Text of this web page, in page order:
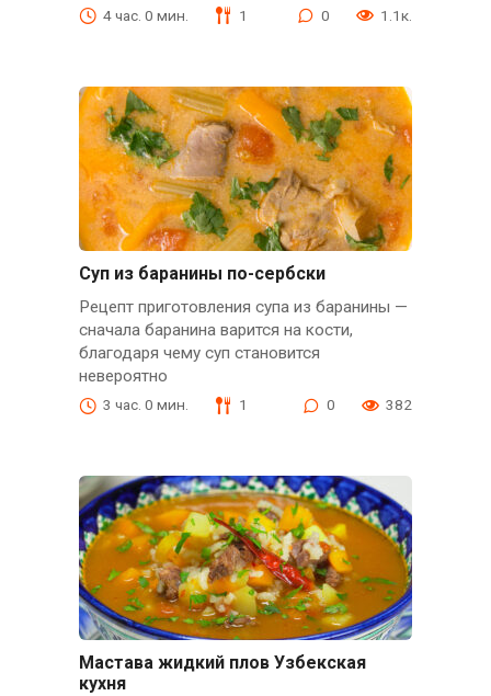
4 час. 0 мин. 1 0 1.1к.
Суп из баранины по-сербски
Рецепт приготовления супа из баранины —
сначала баранина варится на кости,
благодаря чему суп становится
невероятно
3 час. 0 мин. 1 0 382
Мастава жидкий плов Узбекская
кухня